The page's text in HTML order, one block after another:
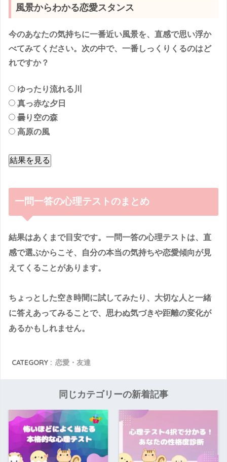
風景からわかる恋愛スタンス
今のあなたの気持ちに一番近い風景を、直感で思い浮か
べてみてください。次の中で、一番しっくりくるのはど
れですか？
ゆったり流れる川
真っ赤な夕日
曇り空の森
高原の風
結果を見る
一問一答の心理テストのまとめ
結果はあくまで目安です。一問一答の心理テストは、直
感で選ぶからこそ、自分の本当の気持ちや恋愛傾向が見
えてくることがあります。
ちょっとした空き時間に試してみたり、大切な人と一緒
に答えあってみることで、思わぬ気づきや距離の変化が
あるかもしれません。
CATEGORY : 恋愛・友達
同じカテゴリーの新着記事